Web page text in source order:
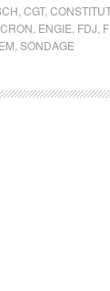
CGT,
ENGIE FDJ
SONDAGE